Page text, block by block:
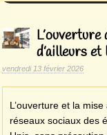
d’ailleurs
vendredi 13 février 2026
L’ouverture et la
réseaux sociaux des